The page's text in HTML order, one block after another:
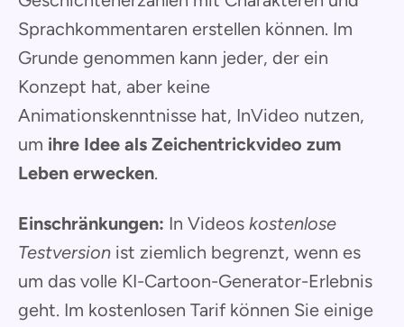
Sprachkommentaren erstellen können. Im
Grunde genommen kann jeder, der ein
Konzept hat, aber keine
Animationskenntnisse hat, InVideo nutzen,
um ihre Idee als Zeichentrickvideo zum
Leben erwecken.
Einschränkungen: In Videos kostenlose
Testversion ist ziemlich begrenzt, wenn es
um das volle KI-Cartoon-Generator-Erlebnis
geht. Im kostenlosen Tarif können Sie einige